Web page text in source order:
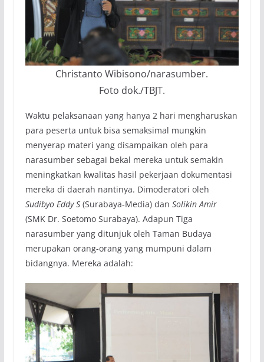
Christanto Wibisono/narasumber.
Foto dok./TBJT.
Waktu pelaksanaan yang hanya 2 hari mengharuskan
para peserta untuk bisa semaksimal mungkin
menyerap materi yang disampaikan oleh para
narasumber sebagai bekal mereka untuk semakin
meningkatkan kwalitas hasil pekerjaan dokumentasi
mereka di daerah nantinya. Dimoderatori oleh
Sudibyo Eddy S (Surabaya-Media) dan Solikin Amir
(SMK Dr. Soetomo Surabaya). Adapun Tiga
narasumber yang ditunjuk oleh Taman Budaya
merupakan orang-orang yang mumpuni dalam
bidangnya. Mereka adalah: